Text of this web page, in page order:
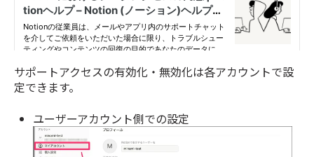
サポートアクセスの有効化・無効化は各アカウントで設
定できます。
ユーザーアカウント側での設定